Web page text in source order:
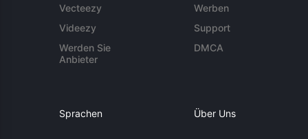
Vecteezy
Videezy
Werden Sie
Anbieter
Werben
Support
DMCA
Sprachen Über Uns